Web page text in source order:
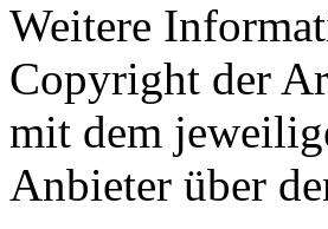
Weitere
Copyright der
mit dem
Anbieter über